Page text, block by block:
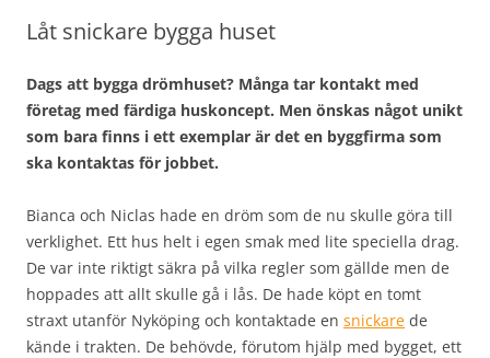
Låt snickare bygga huset
Dags att bygga drömhuset? Många tar kontakt med
företag med färdiga huskoncept. Men önskas något unikt
som bara finns i ett exemplar är det en byggfirma som
ska kontaktas för jobbet.
Bianca och Niclas hade en dröm som de nu skulle göra till
verklighet. Ett hus helt i egen smak med lite speciella drag.
De var inte riktigt säkra på vilka regler som gällde men de
hoppades att allt skulle gå i lås. De hade köpt en tomt
straxt utanför Nyköping och kontaktade en snickare de
kände i trakten. De behövde, förutom hjälp med bygget, ett